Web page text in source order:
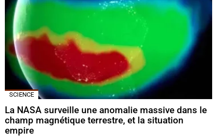
SCIENCE
La NASA surveille une anomalie massive dans le
champ magnétique terrestre, et la situation
empire